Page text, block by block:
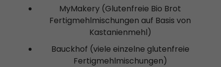
MyMakery (Glutenfreie Bio Brot
Fertigmehlmischungen auf Basis von
Kastanienmehl)
Bauckhof (viele einzelne glutenfreie
Fertigmehlmischungen)